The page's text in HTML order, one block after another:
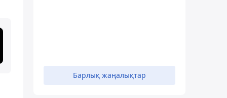
Барлық жаңалықтар